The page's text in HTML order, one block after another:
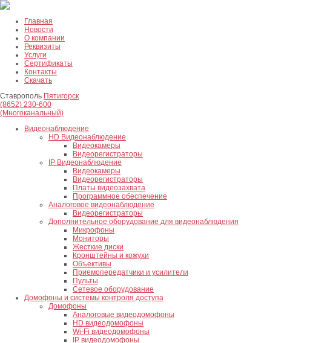
Главная
Новости
О компании
Реквизиты
Услуги
Сертификаты
Контакты
Скачать
Ставрополь Пятигорск
(8652) 230-600
(Многоканальный)
Видеонаблюдение
HD Видеонаблюдение
Видеокамеры
Видеорегистраторы
IP Видеонаблюдение
Видеокамеры
Видеорегистраторы
Платы видеозахвата
Программное обеспечение
Аналоговое видеонаблюдение
Видеорегистраторы
Дополнительное оборудование для видеонаблюдения
Микрофоны
Мониторы
Жесткие диски
Кронштейны и кожухи
Объективы
Приемопередатчики и усилители
Пульты
Сетевое оборудование
Домофоны и системы контроля доступа
Домофоны
Аналоговые видеодомофоны
HD видеодомофоны
Wi-Fi видеодомофоны
IP видеодомофоны